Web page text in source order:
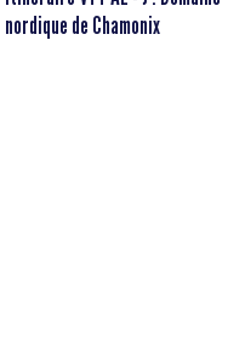
17.4km
nordique de Chamonix